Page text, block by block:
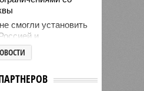
смогли установить
и
кризисом в Сеуте
причины
страны